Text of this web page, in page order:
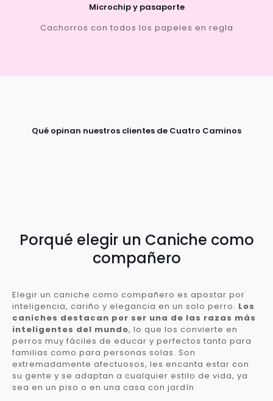
Microchip y pasaporte
Cachorros con todos los papeles en regla
Qué opinan nuestros clientes de Cuatro Caminos
Porqué elegir un Caniche como
compañero
Elegir un caniche como compañero es apostar por
inteligencia, cariño y elegancia en un solo perro. Los
caniches destacan por ser una de las razas más
inteligentes del mundo, lo que los convierte en
perros muy fáciles de educar y perfectos tanto para
familias como para personas solas. Son
extremadamente afectuosos, les encanta estar con
su gente y se adaptan a cualquier estilo de vida, ya
sea en un piso o en una casa con jardín.